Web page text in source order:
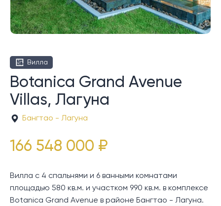
Вилла
Botanica Grand Avenue
Villas, Лагуна
Бангтао - Лагуна
166 548 000 ₽
Вилла с 4 спальнями и 6 ванными комнатами
площадью 580 кв.м. и участком 990 кв.м. в комплексе
Botanica Grand Avenue в районе Бангтао - Лагуна.